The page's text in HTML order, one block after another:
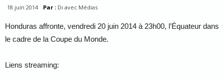
18 juin 2014 Par : Di avec Médias
Honduras affronte, vendredi 20 juin 2014 à 23h00, l’Équateur dans
le cadre de la Coupe du Monde.
Liens streaming: